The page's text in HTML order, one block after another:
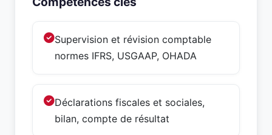
Supervision et révision comptable
normes IFRS, USGAAP, OHADA
Déclarations fiscales et sociales,
bilan, compte de résultat